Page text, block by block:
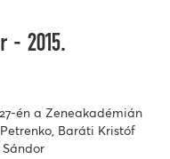
- 2015.
én a Zeneakadémián
Baráti Kristóf
Sándor